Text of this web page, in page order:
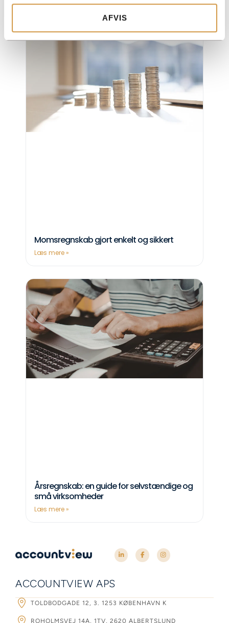
AFVIS
Læs mere »
Momsregnskab gjort enkelt og sikkert
Læs mere »
Årsregnskab: en guide for selvstændige og
små virksomheder
Læs mere »
ACCOUNTVIEW APS
TOLDBODGADE 12, 3. 1253 KØBENHAVN K
ROHOLMSVEJ 14A, 1TV, 2620 ALBERTSLUND